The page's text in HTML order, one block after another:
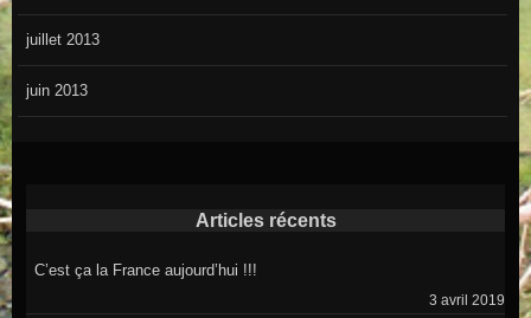
juillet 2013
juin 2013
Articles récents
C’est ça la France aujourd’hui !!!
3 avril 2019